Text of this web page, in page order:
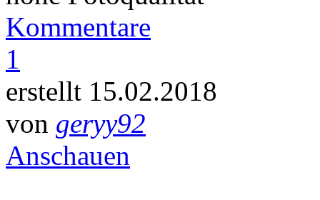
Kommentare
1
erstellt 15.02.2018
von geryy92
Anschauen